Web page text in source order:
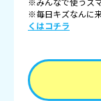
※毎日キズなんに
くはコチラ